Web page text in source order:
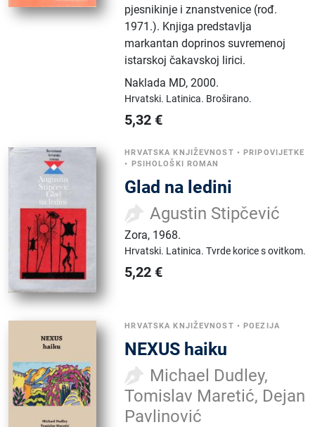
pjesnikinje i znanstvenice (rođ.
1971.). Knjiga predstavlja
markantan doprinos suvremenoj
istarskoj čakavskoj lirici.
Naklada MD,2000.
Hrvatski. Latinica. Broširano.
5,32 €
HRVATSKA KNJIŽEVNOST •PRIPOVIJETKE
• PSIHOLOŠKI ROMAN
Glad na ledini
Agustin Stipčević
Zora, 1968.
Hrvatski. Latinica.Tvrde korice s ovitkom.
5,22 €
HRVATSKA KNJIŽEVNOST •POEZIJA
NEXUS haiku
Michael Dudley,
Tomislav Maretić, Dejan
Pavlinović